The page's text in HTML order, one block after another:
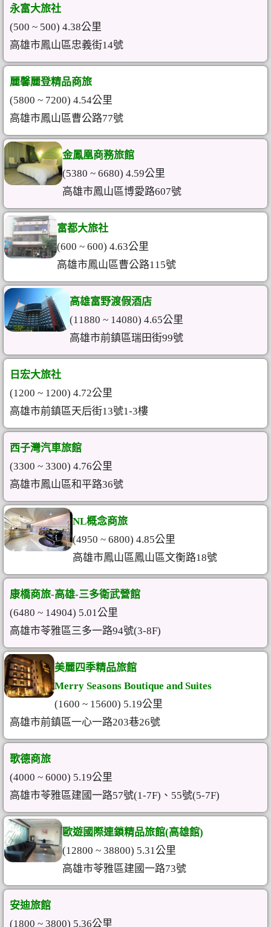
永富大旅社
(500 ~ 500) 4.38公里
高雄市鳳山區忠義街14號
麗馨麗登精品商旅
(5800 ~ 7200) 4.54公里
高雄市鳳山區曹公路77號
金鳳凰商務旅館
(5380 ~ 6680) 4.59公里
高雄市鳳山區博愛路607號
富都大旅社
(600 ~ 600) 4.63公里
高雄市鳳山區曹公路115號
高雄富野渡假酒店
(11880 ~ 14080) 4.65公里
高雄市前鎮區瑞田街99號
日宏大旅社
(1200 ~ 1200) 4.72公里
高雄市前鎮區天后街13號1-3樓
西子灣汽車旅館
(3300 ~ 3300) 4.76公里
高雄市鳳山區和平路36號
NL概念商旅
(4950 ~ 6800) 4.85公里
高雄市鳳山區鳳山區文衡路18號
康橋商旅-高雄-三多衛武營館
(6480 ~ 14904) 5.01公里
高雄市苓雅區三多一路94號(3-8F)
美麗四季精品旅館
Merry Seasons Boutique and Suites
(1600 ~ 15600) 5.19公里
高雄市前鎮區一心一路203巷26號
歌德商旅
(4000 ~ 6000) 5.19公里
高雄市苓雅區建國一路57號(1-7F)、55號(5-7F)
歐遊國際連鎖精品旅館(高雄館)
(12800 ~ 38800) 5.31公里
高雄市苓雅區建國一路73號
安迪旅館
(1800 ~ 3800) 5.36公里